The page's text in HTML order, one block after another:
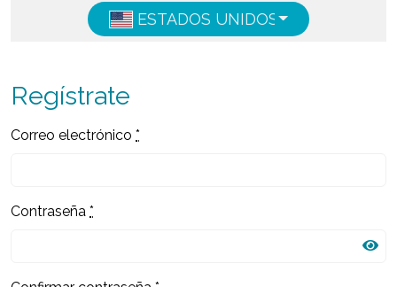
ESTADOS UNIDOS ESPAÑOL
Regístrate
Correo electrónico *
Contraseña *